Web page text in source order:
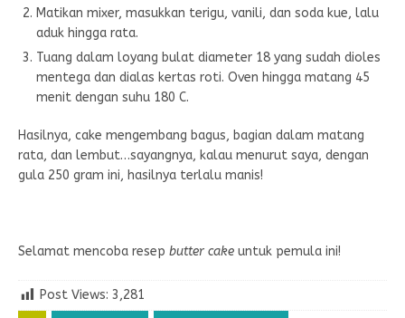
Matikan mixer, masukkan terigu, vanili, dan soda kue, lalu
aduk hingga rata.
Tuang dalam loyang bulat diameter 18 yang sudah dioles
mentega dan dialas kertas roti. Oven hingga matang 45
menit dengan suhu 180 C.
Hasilnya, cake mengembang bagus, bagian dalam matang
rata, dan lembut…sayangnya, kalau menurut saya, dengan
gula 250 gram ini, hasilnya terlalu manis!
Selamat mencoba resep butter cake untuk pemula ini!
Post Views: 3,281